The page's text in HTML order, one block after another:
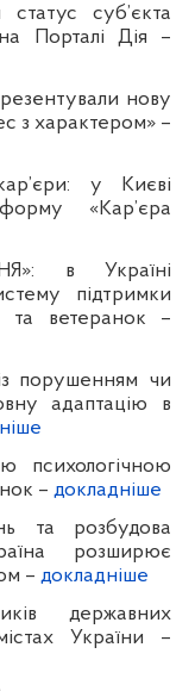
суб’єкта
Порталі Дія –
нову
з характером» –
у Києві
«Кар’єра
в Україні
підтримки
та ветеранок –
порушенням чи
адаптацію в
психологічною
– докладніше
та розбудова
розширює
– докладніше
державних
України –